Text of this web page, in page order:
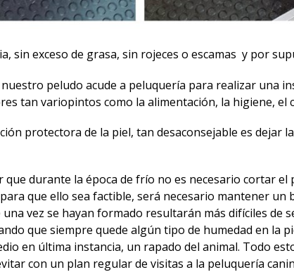
sin exceso de grasa, sin rojeces o escamas y por
peludo acude a peluquería para realizar una
tan variopintos como la alimentación, la higiene, el
protectora de la piel, tan desaconsejable es dejar
que durante la época de frío no es necesario cortar
que ello sea factible, será necesario mantener un
vez se hayan formado resultarán más difíciles de
que siempre quede algún tipo de humedad en la
en última instancia, un rapado del animal. Todo
con un plan regular de visitas a la peluquería